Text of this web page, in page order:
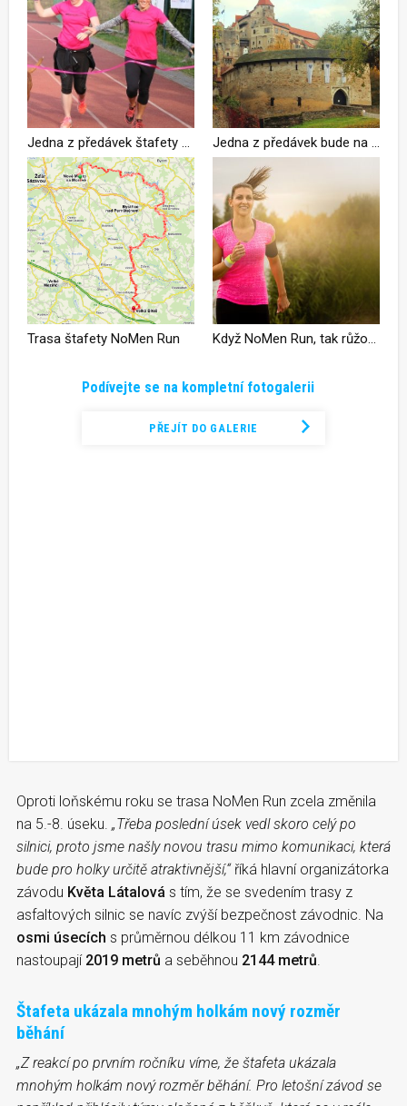
Podívejte se na kompletní fotogalerii
PŘEJÍT DO GALERIE
Trasa štafety NoMen Run
Oproti loňskému roku se trasa NoMen Run zcela změnila
na 5.-8. úseku. „Třeba poslední úsek vedl skoro celý po
silnici, proto jsme našly novou trasu mimo komunikaci, která
bude pro holky určitě atraktivnější,“říká hlavní organizátorka
závodu Květa Látalová s tím, že se svedením trasy z
asfaltových silnic se navíc zvýší bezpečnost závodnic. Na
osmi úsecích s průměrnou délkou 11 km závodnice
nastoupají 2019 metrů a seběhnou 2144 metrů
Štafeta ukázala mnohým holkám nový rozměr
běhání
„Z reakcí po prvním ročníku víme, že štafeta ukázala
mnohým holkám nový rozměr běhání. Pro letošní závod se